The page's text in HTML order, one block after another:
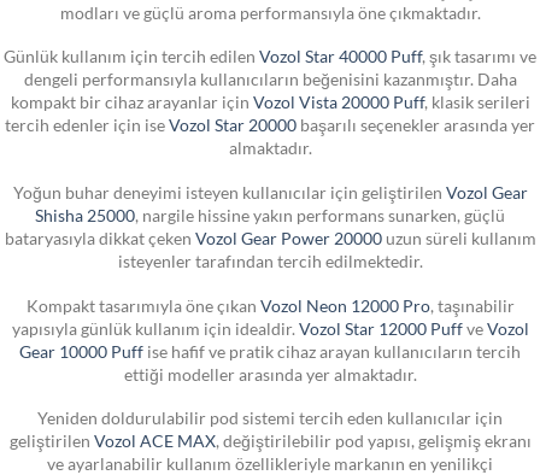
modları ve güçlü aroma performansıyla öne çıkmaktadır.
Günlük kullanım için tercih edilen Vozol Star 40000 Puff, şık tasarımı ve
dengeli performansıyla kullanıcıların beğenisini kazanmıştır. Daha
kompakt bir cihaz arayanlar için Vozol Vista 20000 Puff, klasik serileri
tercih edenler için iseVozol Star 20000 başarılı seçenekler arasında yer
almaktadır.
Yoğun buhar deneyimi isteyen kullanıcılar için geliştirilen Vozol Gear
Shisha 25000 , nargile hissine yakın performans sunarken, güçlü
bataryasıyla dikkat çeken Vozol Gear Power 20000uzun süreli kullanım
isteyenler tarafından tercih edilmektedir.
Kompakt tasarımıyla öne çıkan Vozol Neon 12000 Pro, taşınabilir
yapısıyla günlük kullanım için idealdir. Vozol Star 12000 PuffveVozol
Gear 10000 Puff ise hafif ve pratik cihaz arayan kullanıcıların tercih
ettiği modeller arasında yer almaktadır.
Yeniden doldurulabilir pod sistemi tercih eden kullanıcılar için
geliştirilen Vozol ACE MAX, değiştirilebilir pod yapısı, gelişmiş ekranı
ve ayarlanabilir kullanım özellikleriyle markanın en yenilikçi